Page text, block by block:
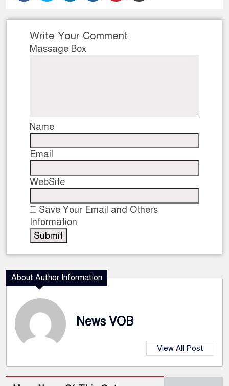
Write Your Comment
Massage Box
Name
Email
WebSite
Save Your Email and Others
Information
About Author Information
News VOB
View All Post